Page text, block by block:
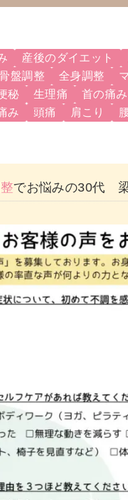
産後のダイエット
盤調整 全身調整
秘 生理痛 首の痛み
み 頭痛 肩こり
でお悩みの30代